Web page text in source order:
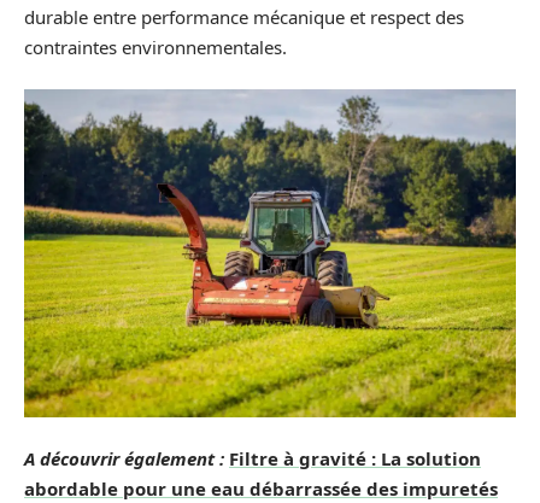
durable entre performance mécanique et respect des
contraintes environnementales.
A découvrir également : Filtre à gravité : La solution
abordable pour une eau débarrassée des impuretés